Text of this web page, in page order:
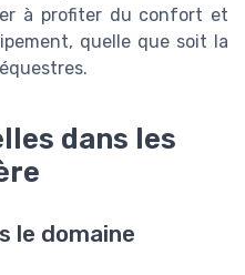
à profiter du confort et
quelle que soit la
dans les
le domaine